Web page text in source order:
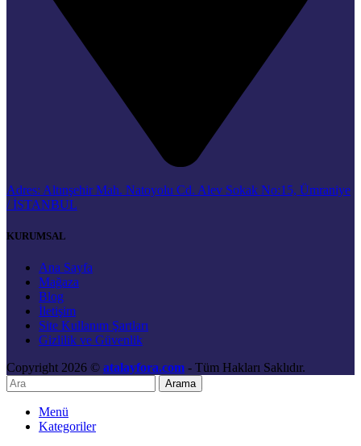
Adres: Altınşehir Mah. Natoyolu Cd. Alev Sokak No:15, Ümraniye
/ İSTANBUL
KURUMSAL
Ana Sayfa
Mağaza
Blog
İletişim
Site Kullanım Şartları
Gizlilik ve Güvenlik
Copyright 2026 © atalayfora.com - Tüm Hakları Saklıdır.
Arama
Menü
Kategoriler